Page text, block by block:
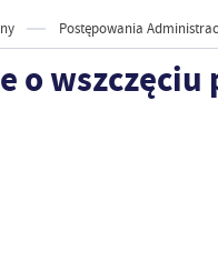
Postępowania
o